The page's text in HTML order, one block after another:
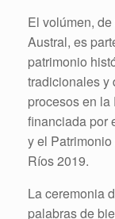
El volúmen,
Austral, es
patrimonio
tradicionales y
procesos en
financiada por
y el
Ríos 2019.
La ceremonia
palabras de